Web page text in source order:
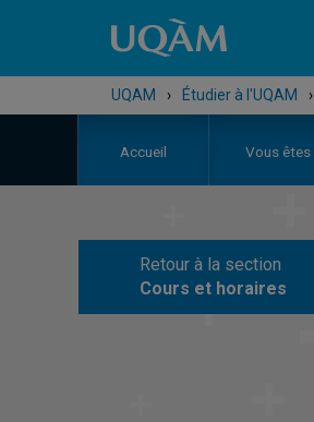
UQAM › Étudier à l'UQAM ›
Accueil Vous êtes
Retour à la section
Cours et horaires